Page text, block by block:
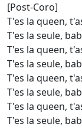
[Post-Coro]
T'es la queen,
T'es la seule,
T'es la queen,
T'es la seule,
T'es la queen,
T'es la seule,
T'es la queen,
T'es la seule,